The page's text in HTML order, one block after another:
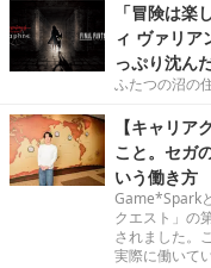
「冒険は楽
ィ ヴァリ
っぷり沈ん
ふたつの沼の
【キャリ
こと。セガ
いう働き方
Game*Spark
クエスト」の
されました。
実際に働いて